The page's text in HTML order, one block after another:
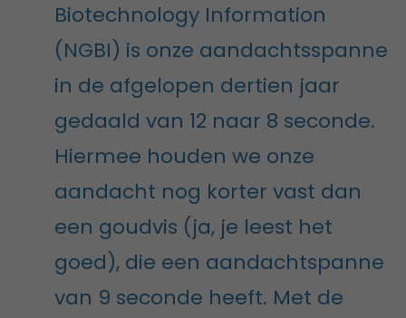
Biotechnology Information
(NGBI) is onze aandachtsspanne
in de afgelopen dertien jaar
gedaald van 12 naar 8 seconde.
Hiermee houden we onze
aandacht nog korter vast dan
een goudvis (ja, je leest het
goed), die een aandachtspanne
van 9 seconde heeft. Met de